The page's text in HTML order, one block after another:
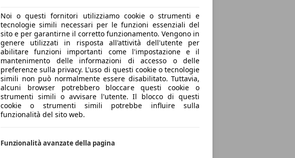
Noi o questi fornitori utilizziamo cookie o strumenti e
tecnologie simili necessari per le funzioni essenziali del
sito e per garantirne il corretto funzionamento. Vengono in
genere utilizzati in risposta all'attività dell'utente per
abilitare funzioni importanti come l'impostazione e il
mantenimento delle informazioni di accesso o delle
preferenze sulla privacy. L'uso di questi cookie o tecnologie
simili non può normalmente essere disabilitato. Tuttavia,
alcuni browser potrebbero bloccare questi cookie o
strumenti simili o avvisare l'utente. Il blocco di questi
cookie o strumenti simili potrebbe influire sulla
funzionalità del sito web.
Funzionalità avanzate della pagina